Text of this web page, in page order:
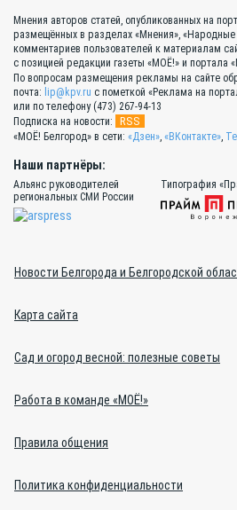
Мнения авторов статей, опубликованных на
размещённых в разделах «Мнения», «Народные
комментариев пользователей к материалам
с позицией редакции газеты «МОЁ!» и портала
По вопросам размещения рекламы на сайте
почта: lip@kpv.ru с пометкой «Реклама на
или по телефону (473) 267-94-13
Подписка на новости:
RSS
«МОЁ! Белгород» в сети: «Дзен» «ВКонтакте»
Наши партнёры:
Альянс руководителей
региональных СМИ России
Типография
Новости Белгорода и Белгородской
Карта сайта
Сад и огород весной: полезные советы
Работа в команде «МОЁ!»
Правила общения
Политика конфиденциальности